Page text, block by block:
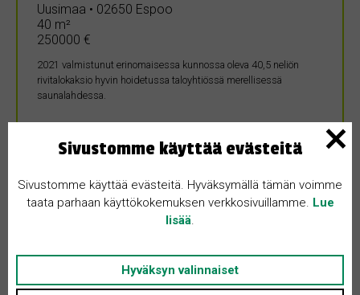
Uusimaa • 02650 Espoo
40 m²
250000 €
2021 valmistunut erinomaisessa kunnossa oleva 40,5 neliön
rivitalokaksio hyvin hoidetussa taloyhtiössä merellisessä
saunalahdessa.
Sivustomme käyttää evästeitä
Sivustomme käyttää evästeitä. Hyväksymällä tämän voimme
taata parhaan käyttökokemuksen verkkosivuillamme. Lue
lisää
Hyväksyn valinnaiset